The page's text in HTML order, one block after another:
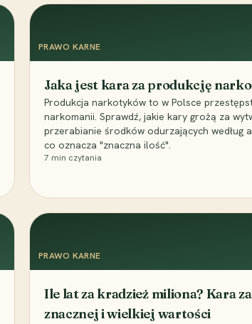
PRAWO KARNE
Jaka jest kara za produkcję
Produkcja narkotyków to w Polsce
narkomanii. Sprawdź, jakie kary grożą za
przerabianie środków odurzających według
co oznacza "znaczna ilość".
7 min czytania
PRAWO KARNE
Ile lat za kradzież miliona? Kara
znacznej i wielkiej wartości